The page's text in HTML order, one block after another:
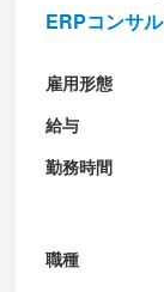
ERPコンサ
雇用形態
給与
勤務時間
職種